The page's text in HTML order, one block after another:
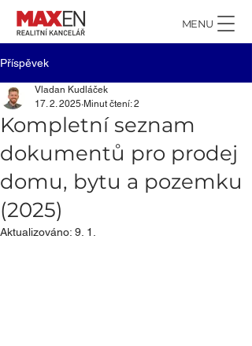
MENU
Příspěvek
Kompletní seznam
dokumentů pro prodej
domu, bytu a pozemku
(2025)
Vladan Kudláček
17. 2. 2025 Minut čtení: 2
Aktualizováno: 9. 1.